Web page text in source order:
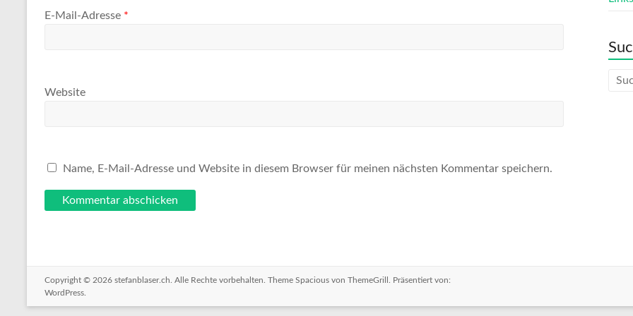
E-Mail-Adresse *
Website
Name, E-Mail-Adresse und Website in diesem Browser für meinen nächsten Kommentar speichern.
Copyright © 2026 stefanblaser.ch . Alle Rechte vorbehalten. Theme Spacious von ThemeGrill. Präsentiert von:
WordPress